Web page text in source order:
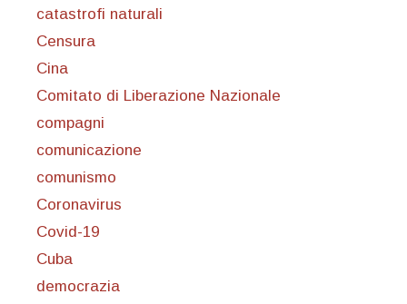
catastrofi naturali
Censura
Cina
Comitato di Liberazione Nazionale
compagni
comunicazione
comunismo
Coronavirus
Covid-19
Cuba
democrazia